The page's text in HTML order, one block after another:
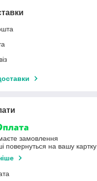
замовлення
повернуться на вашу картку